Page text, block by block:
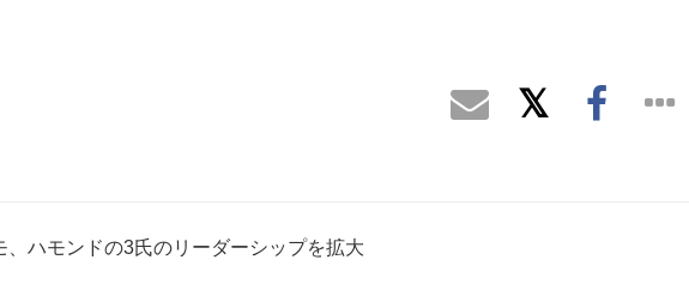
、ハモンドの3氏のリーダーシップを拡大